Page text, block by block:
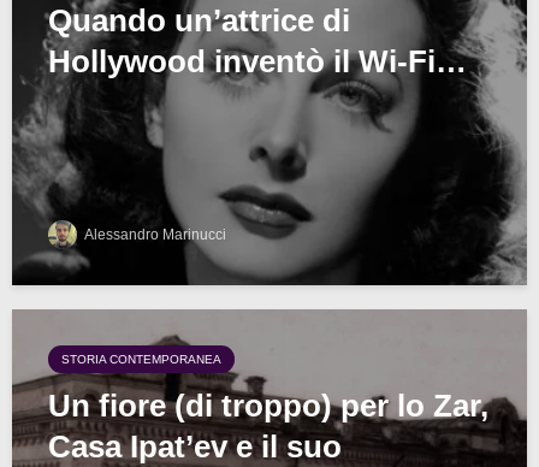
Quando un’attrice di
Hollywood inventò il Wi-Fi…
Alessandro Marinucci
STORIA CONTEMPORANEA
Un fiore (di troppo) per lo Zar,
Casa Ipat’ev e il suo